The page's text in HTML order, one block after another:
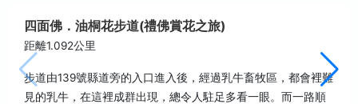
四面佛．油桐花步道(禮佛賞花之旅)
距離1.092公里
步道由139號縣道旁的入口進入後，經過乳牛畜牧區，都會裡難
見的乳牛，在這裡成群出現，總令人駐足多看一眼。而一路順